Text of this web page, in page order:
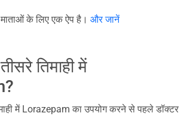
माताओं के लिए एक ऐप है। और जानें
तिमाही में
में Lorazepam का उपयोग करने से पहले डॉक्टर